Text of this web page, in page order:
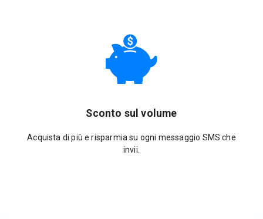
Sconto sul volume
Acquista di più e risparmia su ogni messaggio SMS che
invii.